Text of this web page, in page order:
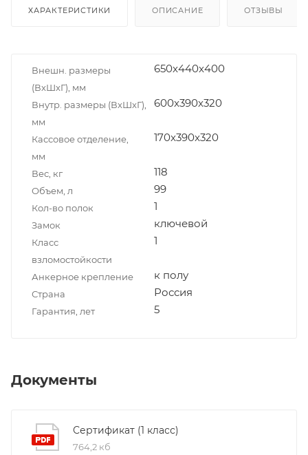
ХАРАКТЕРИСТИКИ ОПИСАНИЕ ОТЗЫВЫ
Внешн. размеры
(ВxШxГ), мм
650x440x400
Внутр. размеры (ВxШxГ),
мм
600x390x320
Кассовое отделение,
мм
170x390x320
Вес, кг 118
Объем, л 99
Кол-во полок 1
Замок ключевой
Класс
взломостойкости
1
Анкерное крепление к полу
Страна Россия
Гарантия, лет 5
Документы
Сертификат (1 класс)
764,2 кб